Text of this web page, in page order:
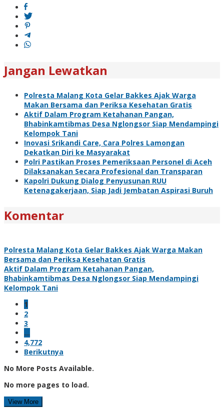
Jangan Lewatkan
Polresta Malang Kota Gelar Bakkes Ajak Warga
Makan Bersama dan Periksa Kesehatan Gratis
Aktif Dalam Program Ketahanan Pangan,
Bhabinkamtibmas Desa Nglongsor Siap Mendampingi
Kelompok Tani
Inovasi Srikandi Care, Cara Polres Lamongan
Dekatkan Diri ke Masyarakat
Polri Pastikan Proses Pemeriksaan Personel di Aceh
Dilaksanakan Secara Profesional dan Transparan
Kapolri Dukung Dialog Penyusunan RUU
Ketenagakerjaan, Siap Jadi Jembatan Aspirasi Buruh
Komentar
Polresta Malang Kota Gelar Bakkes Ajak Warga Makan
Bersama dan Periksa Kesehatan Gratis
Aktif Dalam Program Ketahanan Pangan,
Bhabinkamtibmas Desa Nglongsor Siap Mendampingi
Kelompok Tani
1
2
3
…
4,772
Berikutnya
No More Posts Available.
No more pages to load.
View More